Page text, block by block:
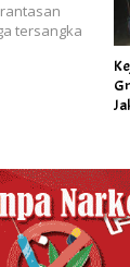
tersangka